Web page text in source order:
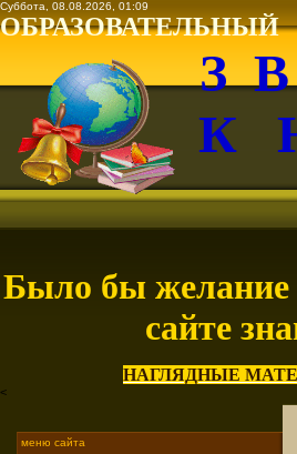
Суббота, 08.08.2026,
З
К
Было бы желание
сайте
НАГЛЯДНЫЕ
<
меню сайта